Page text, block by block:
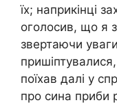
їх; наприкінці
оголосив, що я
звертаючи
поїхав далі у
про сина приби